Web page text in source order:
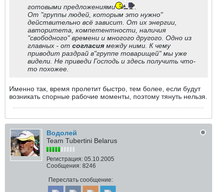
готовыми предложениями
От "группы людей, которым это нужно"
действительно всё зависит. От их энергии,
авторитета, компетентности, наличия
"свободного" времени и многого другого. Одно из
главных - от согласия между ними. К чему
приводит раздрай в"группе товарищей" мы уже
видели. Не приведи Господь и здесь получить что-
то похожее.
Именно так, время пролетит быстро, тем более, если будут
возникать спорные рабочие моменты, поэтому тянуть нельзя.
Водолей
Team Tubertini Belarus
Регистрация: 05.10.2005
Сообщения: 8246
Переслать сообщение: